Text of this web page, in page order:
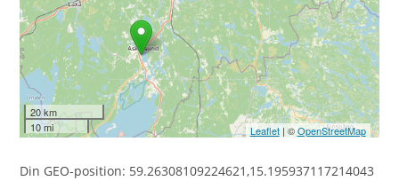
20 km
10 mi
Leaflet| ©OpenStreetMap
Din GEO-position: 59.26308109224621,15.195937117214043